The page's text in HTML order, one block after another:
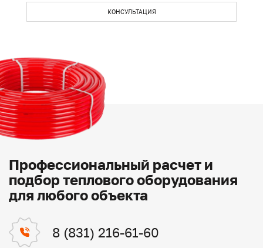
КОНСУЛЬТАЦИЯ
Профессиональный расчет и
подбор теплового оборудования
для любого объекта
8 (831) 216-61-60